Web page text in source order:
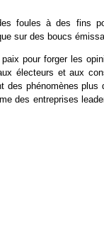
foules à des fins
sur des boucs
pour forger les
électeurs et aux
phénomènes plus
des entreprises